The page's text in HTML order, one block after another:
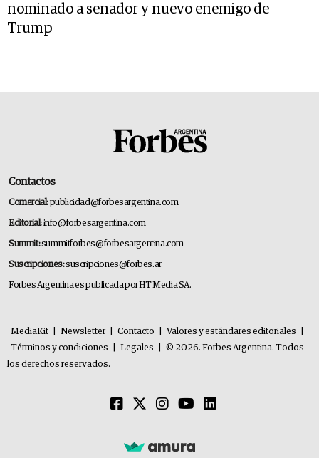
nominado a senador y nuevo enemigo de
Trump
Contactos
Comercial:publicidad@forbesargentina.com
Editorial:info@forbesargentina.com
Summit:summitforbes@forbesargentina.com
Suscripciones:suscripciones@forbes.ar
Forbes Argentina es publicada por HT Media SA.
MediaKit Newsletter Contacto Valores y estándares editoriales
Términos y condiciones
Legales
© 2026. Forbes Argentina. Todos
los derechos reservados.